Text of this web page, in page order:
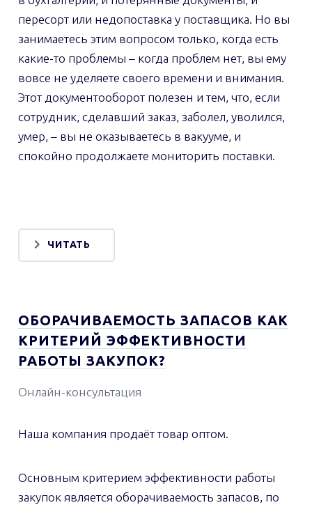
пересорт или недопоставка у поставщика. Но вы
занимаетесь этим вопросом только, когда есть
какие-то проблемы – когда проблем нет, вы ему
вовсе не уделяете своего времени и внимания.
Этот документооборот полезен и тем, что, если
сотрудник, сделавший заказ, заболел, уволился,
умер, – вы не оказываетесь в вакууме, и
спокойно продолжаете мониторить поставки.
ЧИТАТЬ
ОБОРАЧИВАЕМОСТЬ ЗАПАСОВ КАК
КРИТЕРИЙ ЭФФЕКТИВНОСТИ
РАБОТЫ ЗАКУПОК?
Онлайн-консультация
Наша компания продаёт товар оптом.
Основным критерием эффективности работы
закупок является оборачиваемость запасов, по